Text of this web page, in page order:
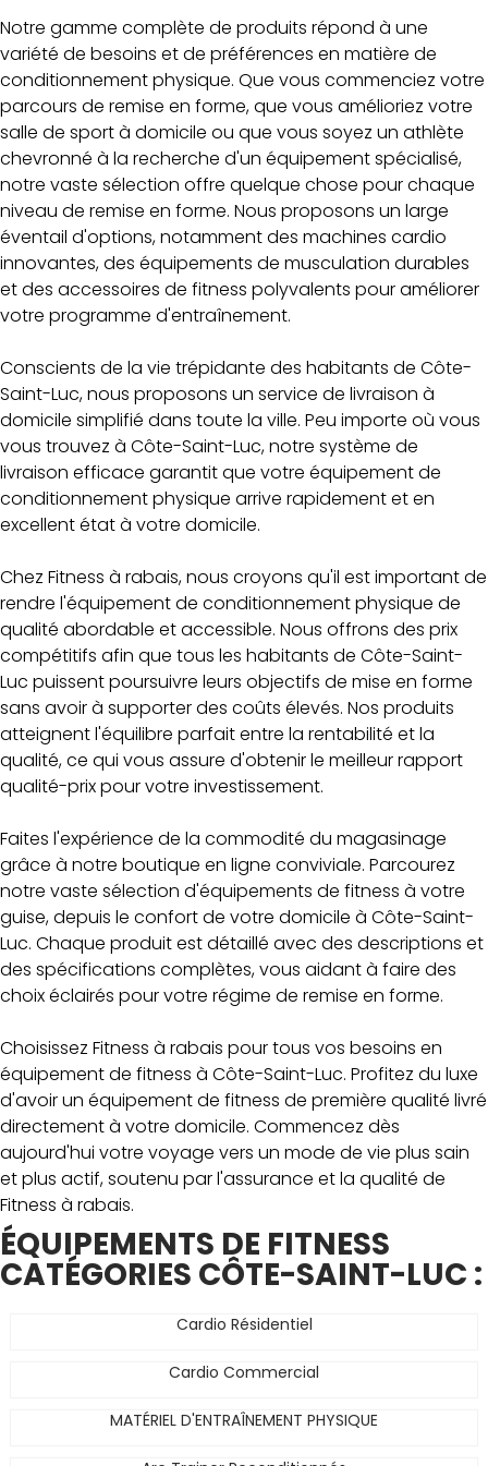
Notre gamme complète de produits répond à une
variété de besoins et de préférences en matière de
conditionnement physique. Que vous commenciez votre
parcours de remise en forme, que vous amélioriez votre
salle de sport à domicile ou que vous soyez un athlète
chevronné à la recherche d'un équipement spécialisé,
notre vaste sélection offre quelque chose pour chaque
niveau de remise en forme. Nous proposons un large
éventail d'options, notamment des machines cardio
innovantes, des équipements de musculation durables
et des accessoires de fitness polyvalents pour améliorer
votre programme d'entraînement.
Conscients de la vie trépidante des habitants de Côte-
Saint-Luc, nous proposons un service de livraison à
domicile simplifié dans toute la ville. Peu importe où vous
vous trouvez à Côte-Saint-Luc, notre système de
livraison efficace garantit que votre équipement de
conditionnement physique arrive rapidement et en
excellent état à votre domicile.
Chez Fitness à rabais, nous croyons qu'il est important de
rendre l'équipement de conditionnement physique de
qualité abordable et accessible. Nous offrons des prix
compétitifs afin que tous les habitants de Côte-Saint-
Luc puissent poursuivre leurs objectifs de mise en forme
sans avoir à supporter des coûts élevés. Nos produits
atteignent l'équilibre parfait entre la rentabilité et la
qualité, ce qui vous assure d'obtenir le meilleur rapport
qualité-prix pour votre investissement.
Faites l'expérience de la commodité du magasinage
grâce à notre boutique en ligne conviviale. Parcourez
notre vaste sélection d'équipements de fitness à votre
guise, depuis le confort de votre domicile à Côte-Saint-
Luc. Chaque produit est détaillé avec des descriptions et
des spécifications complètes, vous aidant à faire des
choix éclairés pour votre régime de remise en forme.
Choisissez Fitness à rabais pour tous vos besoins en
équipement de fitness à Côte-Saint-Luc. Profitez du luxe
d'avoir un équipement de fitness de première qualité livré
directement à votre domicile. Commencez dès
aujourd'hui votre voyage vers un mode de vie plus sain
et plus actif, soutenu par l'assurance et la qualité de
Fitness à rabais.
ÉQUIPEMENTS DE FITNESS
CATÉGORIES CÔTE-SAINT-LUC :
Cardio Résidentiel
Cardio Commercial
MATÉRIEL D'ENTRAÎNEMENT PHYSIQUE